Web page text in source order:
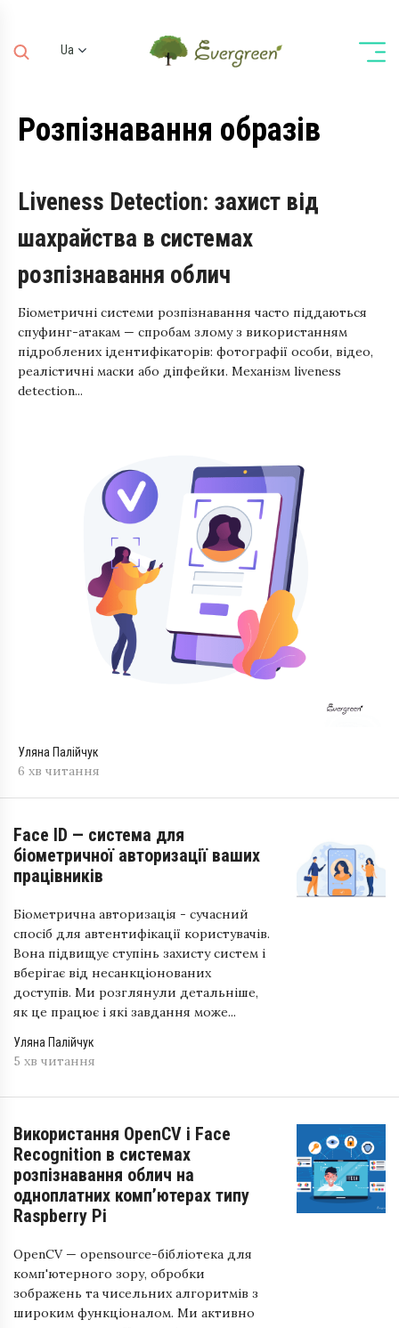
Ua
De
Розпізнавання образів
Liveness Detection: захист від
шахрайства в системах
розпізнавання облич
Біометричні системи розпізнавання часто піддаються
спуфинг-атакам — спробам злому з використанням
підроблених ідентифікаторів: фотографії особи, відео,
реалістичні маски або діпфейки. Механізм liveness
detection...
Уляна Палійчук
6 хв читання
Face ID — система для
біометричної авторизації ваших
працівників
Біометрична авторизація - сучасний
спосіб для автентифікації користувачів.
Вона підвищує ступінь захисту систем і
вберігає від несанкціонованих
доступів. Ми розглянули детальніше,
як це працює і які завдання може...
Уляна Палійчук
5 хв читання
Використання OpenCV і Face
Recognition в системах
розпізнавання облич на
одноплатних комп’ютерах типу
Raspberry Pi
OpenCV — opensource-бібліотека для
комп'ютерного зору, обробки
зображень та чисельних алгоритмів з
широким функціоналом. Ми активно